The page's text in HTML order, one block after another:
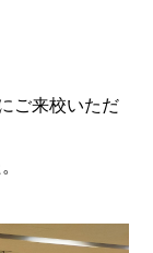
ご来校いただ